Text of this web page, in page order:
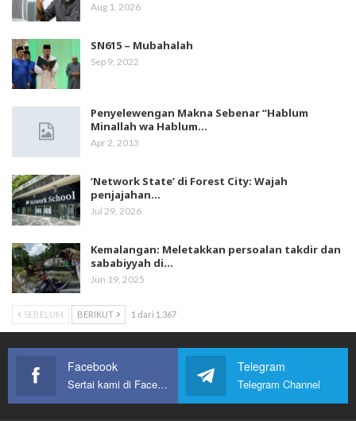
Aug 1, 2026
SN615 – Mubahalah
Sep 9, 2022
Penyelewengan Makna Sebenar “Hablum
Minallah wa Hablum…
Apr 2, 2013
‘Network State’ di Forest City: Wajah
penjajahan…
Jul 29, 2026
Kemalangan: Meletakkan persoalan takdir dan
sababiyyah di…
Jun 19, 2025
SEBELUM BERIKUT 1 dari 1,367
Facebook
Sertai kami di Facebook
Telegram
Telegram Channel